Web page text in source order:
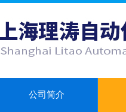
公司简介